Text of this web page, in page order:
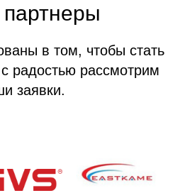
в том, чтобы стать
радостью рассмотрим
заявки.